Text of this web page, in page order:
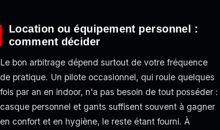
Location ou équipement personnel :
comment décider
Le bon arbitrage dépend surtout de votre fréquence
de pratique. Un pilote occasionnel, qui roule quelques
fois par an en indoor, n'a pas besoin de tout posséder :
casque personnel et gants suffisent souvent à gagner
en confort et en hygiène, le reste étant fourni. À